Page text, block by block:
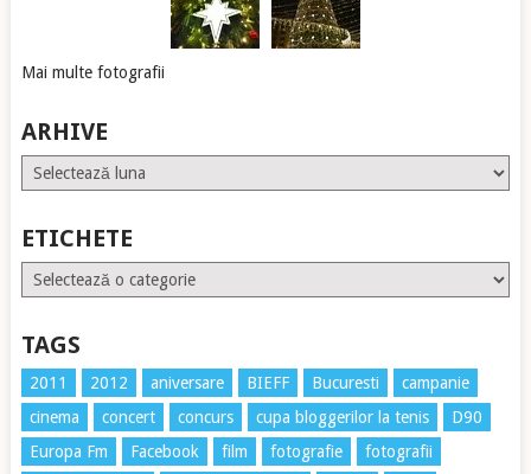
Mai multe fotografii
ARHIVE
Arhive
ETICHETE
Etichete
TAGS
2011 2012 aniversare BIEFF Bucuresti
campanie
cinema
concert concurs cupa bloggerilor la tenis
D90
Europa Fm
Facebook film fotografie
fotografii